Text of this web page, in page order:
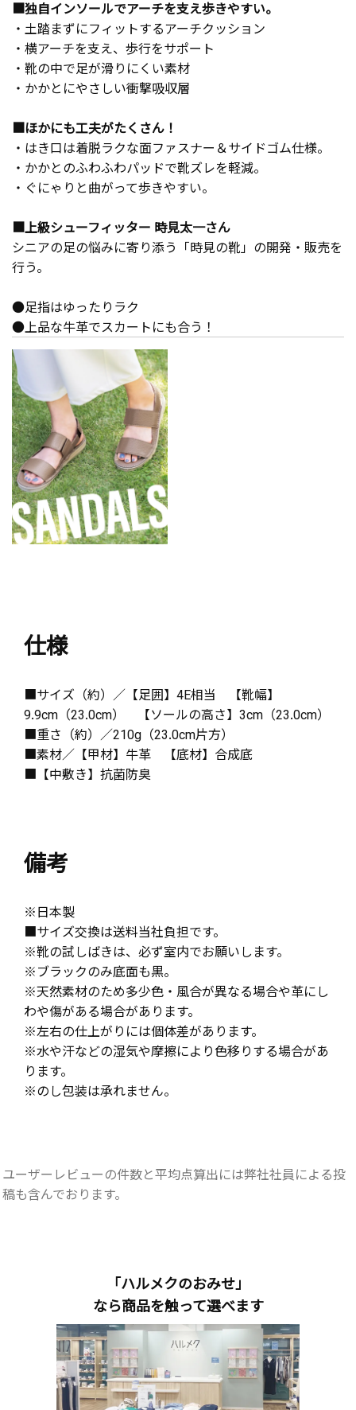
■独自インソールでアーチを支え歩きやすい。
・土踏まずにフィットするアーチクッション
・横アーチを支え、歩行をサポート
・靴の中で足が滑りにくい素材
・かかとにやさしい衝撃吸収層
■ほかにも工夫がたくさん！
・はき口は着脱ラクな面ファスナー＆サイドゴム仕様。
・かかとのふわふわパッドで靴ズレを軽減。
・ぐにゃりと曲がって歩きやすい。
■上級シューフィッター 時見太一さん
シニアの足の悩みに寄り添う「時見の靴」の開発・販売を
行う。
●足指はゆったりラク
●上品な牛革でスカートにも合う！
仕様
■サイズ（約）／【足囲】4E相当 【靴幅】
9.9cm（23.0cm） 【ソールの高さ】3cm（23.0cm）
■重さ（約）／210g（23.0cm片方）
■素材／【甲材】牛革 【底材】合成底
■【中敷き】抗菌防臭
備考
※日本製
■サイズ交換は送料当社負担です。
※靴の試しばきは、必ず室内でお願いします。
※ブラックのみ底面も黒。
※天然素材のため多少色・風合が異なる場合や革にし
わや傷がある場合があります。
※左右の仕上がりには個体差があります。
※水や汗などの湿気や摩擦により色移りする場合があ
ります。
※のし包装は承れません。
ユーザーレビューの件数と平均点算出には弊社社員による投
稿も含んでおります。
「ハルメクのおみせ」
なら商品を触って選べます